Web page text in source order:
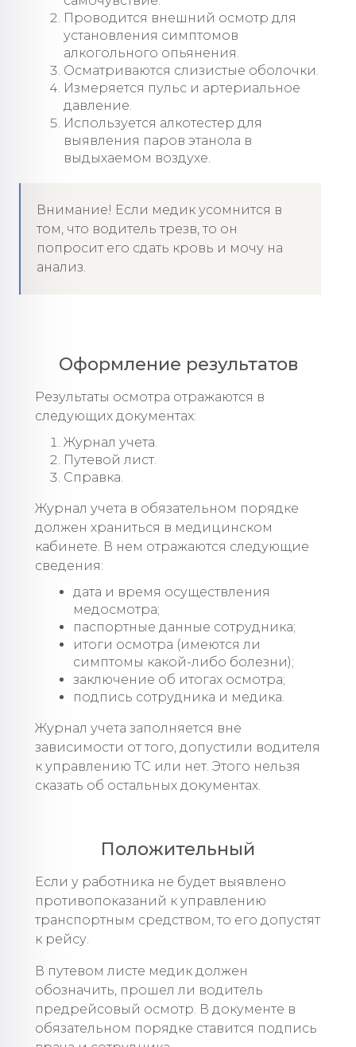
Проводится внешний осмотр для
установления симптомов
алкогольного опьянения.
Осматриваются слизистые оболочки.
Измеряется пульс и артериальное
давление.
Используется алкотестер для
выявления паров этанола в
выдыхаемом воздухе.
Внимание! Если медик усомнится в
том, что водитель трезв, то он
попросит его сдать кровь и мочу на
анализ.
Оформление результатов
Результаты осмотра отражаются в
следующих документах:
Журнал учета.
Путевой лист.
Справка.
Журнал учета в обязательном порядке
должен храниться в медицинском
кабинете. В нем отражаются следующие
сведения:
дата и время осуществления
медосмотра;
паспортные данные сотрудника;
итоги осмотра (имеются ли
симптомы какой-либо болезни);
заключение об итогах осмотра;
подпись сотрудника и медика.
Журнал учета заполняется вне
зависимости от того, допустили водителя
к управлению ТС или нет. Этого нельзя
сказать об остальных документах.
Положительный
Если у работника не будет выявлено
противопоказаний к управлению
транспортным средством, то его допустят
к рейсу.
В путевом листе медик должен
обозначить, прошел ли водитель
предрейсовый осмотр. В документе в
обязательном порядке ставится подпись